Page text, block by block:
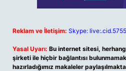
Reklam ve İletişim: Skype:
Yasal Uyarı: Bu internet sitesi,
şirketi ile hiçbir bağlantısı
hazırladığımız makaleler